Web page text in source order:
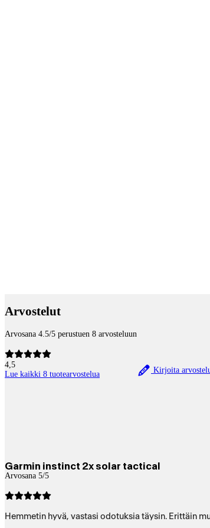
Arvostelut
Arvosana 4.5/5 perustuen 8 arvosteluun
4,5
Lue kaikki 8 tuotearvostelua
Kirjoita
Garmin instinct 2x solar tactical
Arvosana 5/5
Hemmetin hyvä, vastasi odotuksia täysin. Erittäin